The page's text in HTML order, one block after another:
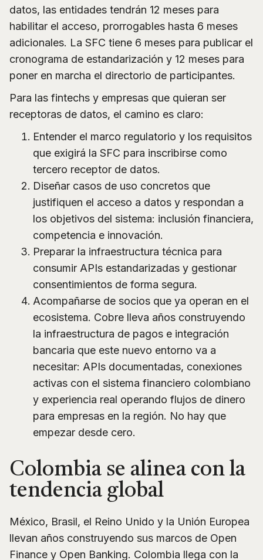
datos, las entidades tendrán 12 meses para
habilitar el acceso, prorrogables hasta 6 meses
adicionales. La SFC tiene 6 meses para publicar el
cronograma de estandarización y 12 meses para
poner en marcha el directorio de participantes.
Para las fintechs y empresas que quieran ser
receptoras de datos, el camino es claro:
Entender el marco regulatorio y los requisitos
que exigirá la SFC para inscribirse como
tercero receptor de datos.
Diseñar casos de uso concretos que
justifiquen el acceso a datos y respondan a
los objetivos del sistema: inclusión financiera,
competencia e innovación.
Preparar la infraestructura técnica para
consumir APIs estandarizadas y gestionar
consentimientos de forma segura.
Acompañarse de socios que ya operan en el
ecosistema. Cobre lleva años construyendo
la infraestructura de pagos e integración
bancaria que este nuevo entorno va a
necesitar: APIs documentadas, conexiones
activas con el sistema financiero colombiano
y experiencia real operando flujos de dinero
para empresas en la región. No hay que
empezar desde cero.
Colombia se alinea con la
tendencia global
México, Brasil, el Reino Unido y la Unión Europea
llevan años construyendo sus marcos de Open
Finance y Open Banking. Colombia llega con la